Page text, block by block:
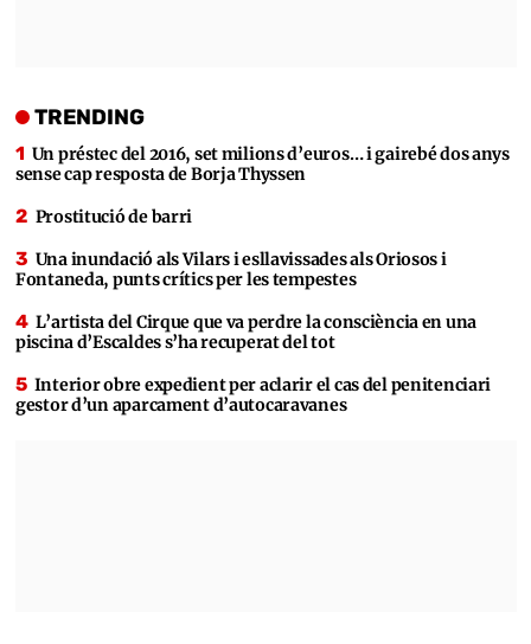
TRENDING
Un préstec del 2016, set milions d’euros… i gairebé dos anys
sense cap resposta de Borja Thyssen
Prostitució de barri
Una inundació als Vilars i esllavissades als Oriosos i
Fontaneda, punts crítics per les tempestes
L’artista del Cirque que va perdre la consciència en una
piscina d’Escaldes s’ha recuperat del tot
Interior obre expedient per aclarir el cas del penitenciari
gestor d’un aparcament d’autocaravanes